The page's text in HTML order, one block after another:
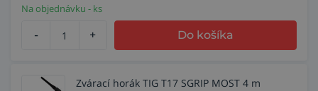
Na objednávku - ks
- + Do košíka
Zvárací horák TIG T17 SGRIP MOST 4 m